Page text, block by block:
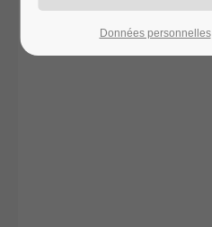
Données personnelles